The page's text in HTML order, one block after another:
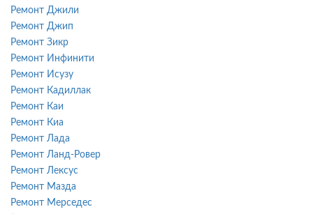
Ремонт Джили
Ремонт Джип
Ремонт Зикр
Ремонт Инфинити
Ремонт Исузу
Ремонт Кадиллак
Ремонт Каи
Ремонт Киа
Ремонт Лада
Ремонт Ланд-Ровер
Ремонт Лексус
Ремонт Мазда
Ремонт Мерседес